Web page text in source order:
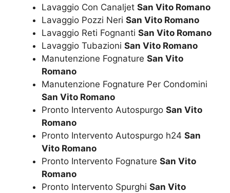
Lavaggio Con Canaljet San Vito Romano
Lavaggio Pozzi Neri San Vito Romano
Lavaggio Reti Fognanti San Vito Romano
Lavaggio Tubazioni San Vito Romano
Manutenzione Fognature San Vito
Romano
Manutenzione Fognature Per Condomini
San Vito Romano
Pronto Intervento Autospurgo San Vito
Romano
Pronto Intervento Autospurgo h24 San
Vito Romano
Pronto Intervento Fognature San Vito
Romano
Pronto Intervento Spurghi San Vito